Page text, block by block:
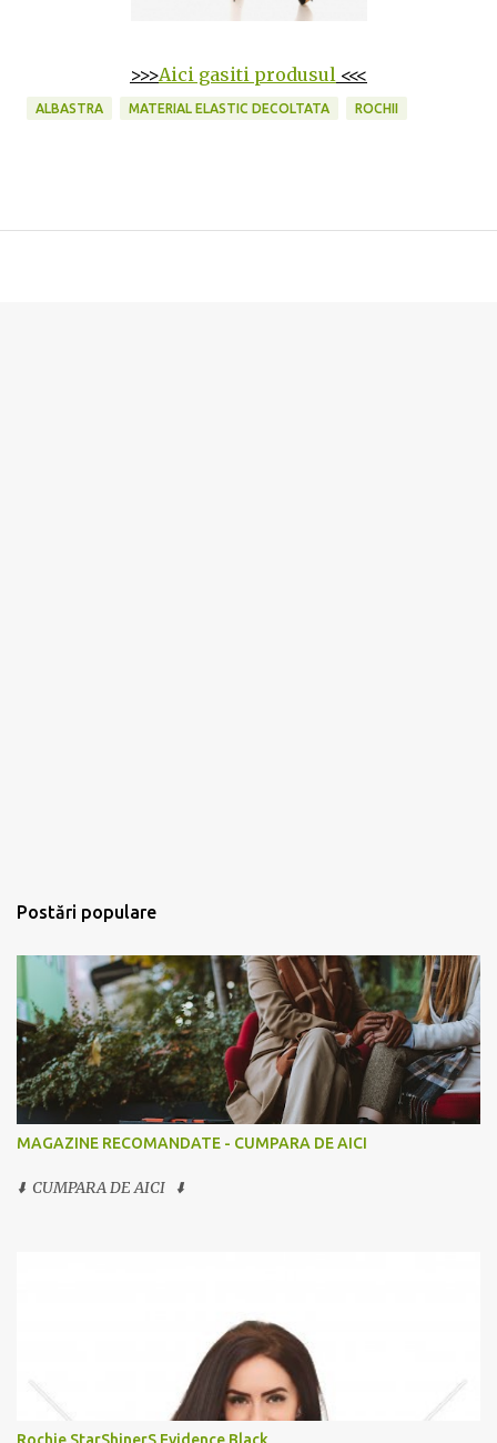
>>>Aici gasiti produsul <<<
ALBASTRA MATERIAL ELASTIC DECOLTATA ROCHII
Postări populare
MAGAZINE RECOMANDATE - CUMPARA DE AICI
⬇️ CUMPARA DE AICI ⬇️
Rochie StarShinerS Evidence Black